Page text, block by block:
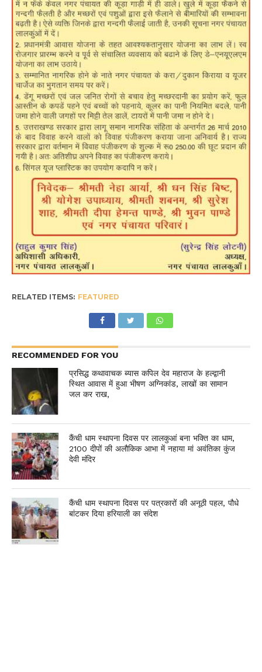
RELATED ITEMS: FEATURED
RECOMMENDED FOR YOU
प्रसिद्ध कथावाचक ब्यास कपिल देव महाराज के हल्द्वानी
स्थित आवास में हुआ भीषण अग्निकांड, लाखों का सामान
जल कर राख,
कैंची धाम स्थापना दिवस पर लालकुआं बना भक्ति का धाम,
2100 दीपों की अलौकिक आभा में नहाया मां अवंतिका कुंज
देवी मंदिर
कैंची धाम स्थापना दिवस पर पत्रकारों की अनूठी पहल, पौधे
बांटकर दिया हरियाली का संदेश